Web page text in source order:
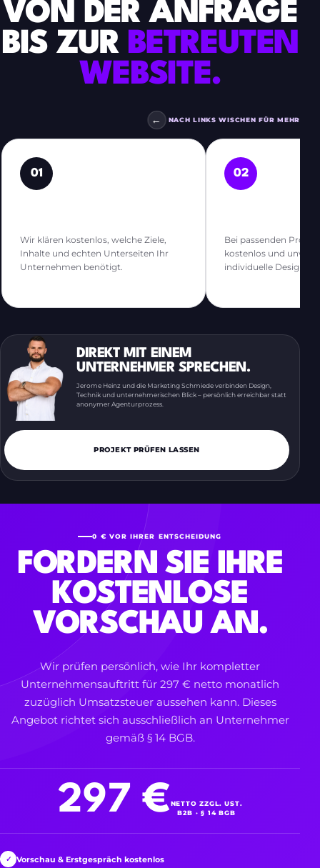
VON DER ANFRAGE
BIS ZUR BETREUTEN
WEBSITE.
← NACH LINKS WISCHEN FÜR MEHR
01
Wir klären kostenlos, welche Ziele,
Inhalte und echten Unterseiten Ihr
Unternehmen benötigt.
02
Bei passenden
kostenlos und
individuelle
DIREKT MIT EINEM
UNTERNEHMER SPRECHEN.
Jerome Heinz und die Marketing Schmiede verbinden Design,
Technik und unternehmerischen Blick – persönlich erreichbar statt
anonymer Agenturprozess.
PROJEKT PRÜFEN LASSEN
0 € VOR IHRER ENTSCHEIDUNG
FORDERN SIE IHRE
KOSTENLOSE
VORSCHAU AN.
Wir prüfen persönlich, wie Ihr kompletter
Unternehmensauftritt für 297 € netto monatlich
zuzüglich Umsatzsteuer aussehen kann. Dieses
Angebot richtet sich ausschließlich an Unternehmer
gemäß § 14 BGB.
297 €NETTO ZZGL. UST.
B2B · § 14 BGB
✓ Vorschau & Erstgespräch kostenlos